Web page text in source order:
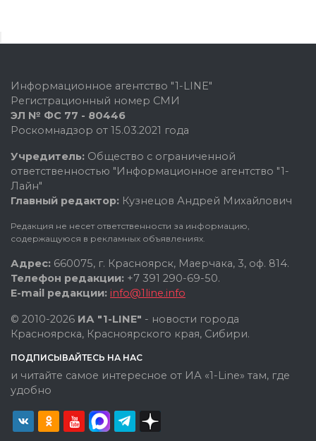
Информационное агентство "1-LINE"
Регистрационный номер СМИ
ЭЛ № ФС 77 - 80446
Роскомнадзор от 15.03.2021 года
Учредитель: Общество с ограниченной
ответственностью "Информационное агентство "1-
Лайн"
Главный редактор: Кузнецов Андрей Михайлович
Редакция не несет ответственности за информацию,
содержащуюся в рекламных объявлениях.
Адрес: 660075, г. Красноярск, Маерчака, 3, оф. 814.
Телефон редакции: +7 391 290-69-50.
E-mail редакции: info@1line.info
© 2010-2026 ИА "1-LINE" - новости города
Красноярска, Красноярского края, Сибири.
ПОДПИСЫВАЙТЕСЬ НА НАС
и читайте самое интересное от ИА «1-Line» там, где
удобно